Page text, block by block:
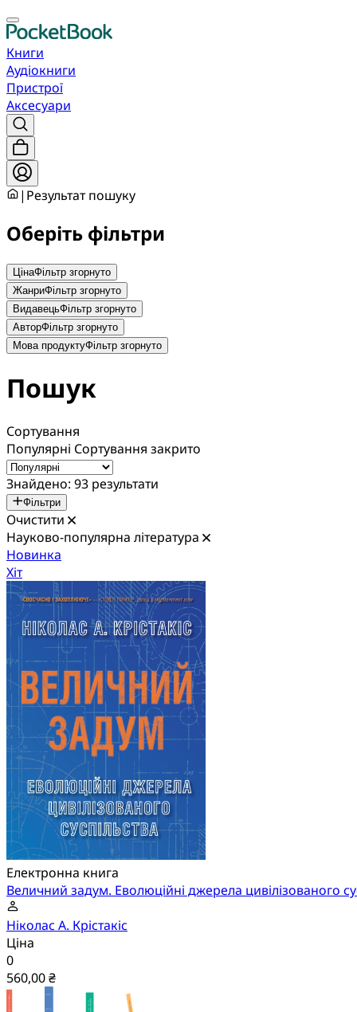
Книги
Аудіокниги
Пристрої
Аксесуари
| Результат пошуку
Оберіть фільтри
ЦінаФільтр згорнуто
ЖанриФільтр згорнуто
ВидавецьФільтр згорнуто
АвторФільтр згорнуто
Мова продуктуФільтр згорнуто
Пошук
Сортування
Популярні Сортування закрито
Знайдено: 93 результати
Фільтри
Очистити
Науково-популярна література
Новинка
Хіт
Електронна книга
Величний задум. Еволюційні джерела цивілізованого
Ніколас А. Крістакіс
Ціна
0
560,00 ₴